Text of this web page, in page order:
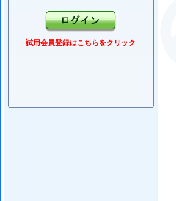
試用会員登録はこちらをクリック